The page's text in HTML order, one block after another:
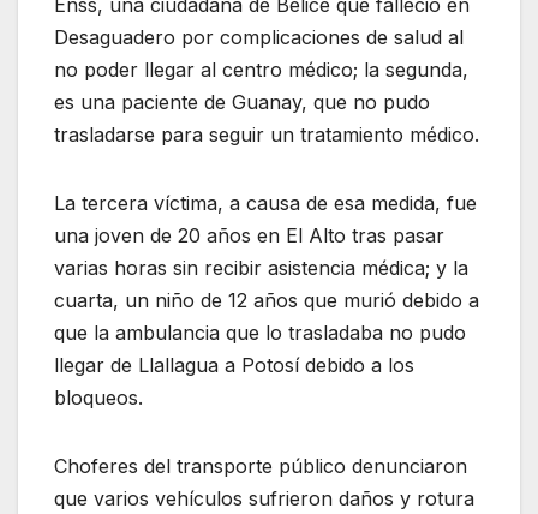
Desaguadero por complicaciones de salud al
no poder llegar al centro médico; la segunda,
es una paciente de Guanay, que no pudo
trasladarse para seguir un tratamiento médico.
La tercera víctima, a causa de esa medida, fue
una joven de 20 años en El Alto tras pasar
varias horas sin recibir asistencia médica; y la
cuarta, un niño de 12 años que murió debido a
que la ambulancia que lo trasladaba no pudo
llegar de Llallagua a Potosí debido a los
bloqueos.
Choferes del transporte público denunciaron
que varios vehículos sufrieron daños y rotura